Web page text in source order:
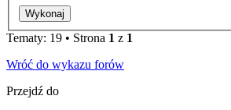
Tematy: 19 • Strona 1 z 1
Wróć do wykazu forów
Przejdź do